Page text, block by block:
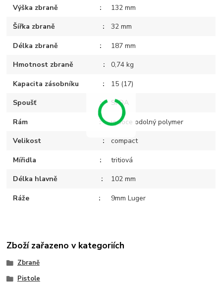
Výška zbraně 132 mm
Šířka zbraně 32 mm
Délka zbraně 187 mm
Hmotnost zbraně 0,74 kg
Kapacita zásobníku 15 (17)
Spoušť SFDA
Rám vysoce odolný polymer
Velikost compact
Mířidla tritiová
Délka hlavně 102 mm
Ráže 9mm Luger
Zboží zařazeno v kategoriích
Zbraně
Pistole